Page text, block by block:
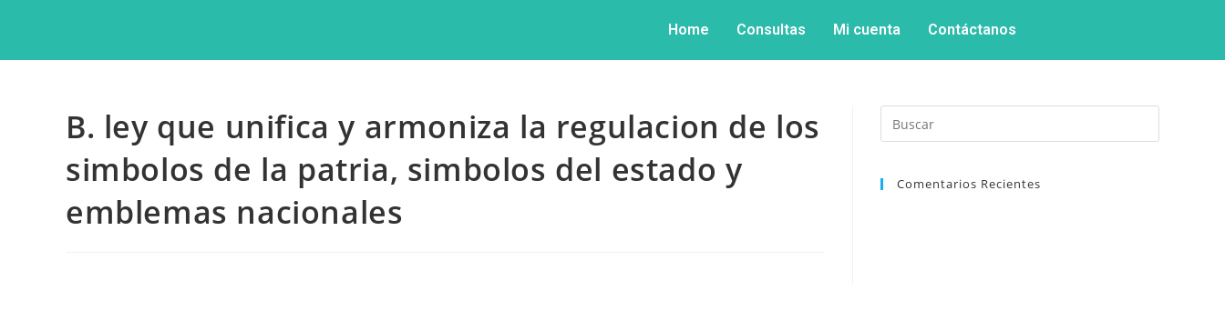
Home Consultas Mi cuenta Contáctanos
B. ley que unifica y armoniza la regulacion de los
simbolos de la patria, simbolos del estado y
emblemas nacionales
Comentarios Recientes